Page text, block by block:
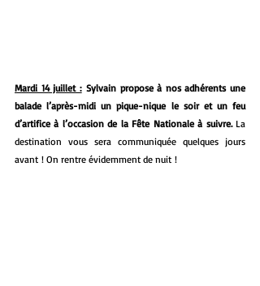
Mardi 14 juillet : Sylvain propose à nos adhérents une
balade l’après-midi un pique-nique le soir et un feu
d’artifice à l’occasion de la Fête Nationale à suivre. La
destination vous sera
communiquée quelques jours
avant ! On rentre évidemment de nuit !